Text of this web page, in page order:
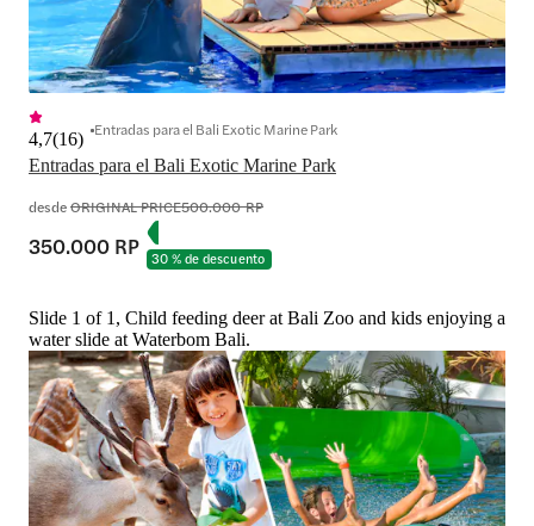
Entradas para el Bali Exotic Marine Park
4,7(16) Entradas para el Bali Exotic Marine Park
desdeORIGINAL PRICE500.000 RP
350.000 RP 30 % de descuento
Slide 1 of 1, Child feeding deer at Bali Zoo and kids enjoying a
water slide at Waterbom Bali.